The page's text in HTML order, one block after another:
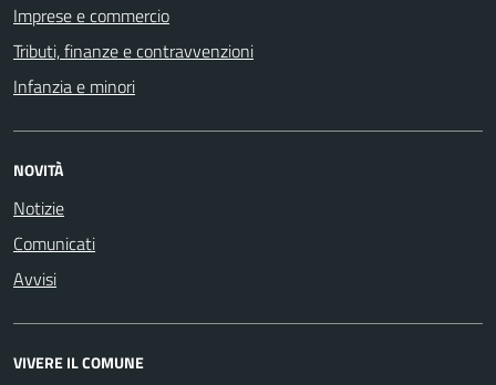
Imprese e commercio
Tributi, finanze e contravvenzioni
Infanzia e minori
NOVITÀ
Notizie
Comunicati
Avvisi
VIVERE IL COMUNE